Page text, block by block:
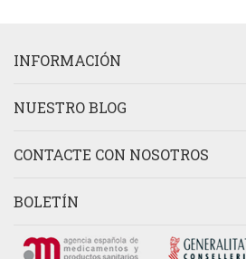
INFORMACIÓN
NUESTRO BLOG
CONTACTE CON NOSOTROS
BOLETÍN